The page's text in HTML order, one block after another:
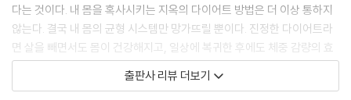
다는 것이다. 내 몸을 혹사시키는 지옥의 다이어트 방법은 더 이상 통하지
않는다. 결국 내 몸의 균형 시스템만 망가뜨릴 뿐이다. 진정한 다이어트라
면 살을 빼면서도 몸이 건강해지고, 일상에 복귀한 후에도 체중 감량의 효
과를 지속적으로 유지할 수 있어야 한다.
출판사 리뷰 더보기